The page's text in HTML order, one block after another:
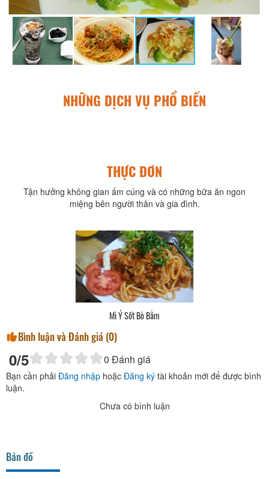
NHỮNG DỊCH VỤ PHỔ BIẾN
THỰC ĐƠN
Tận hưởng không gian ấm cúng và có những bữa ăn ngon
miệng bên người thân và gia đình.
Mì Ý Sốt Bò Bằm
Bình luận và Đánh giá (0)
0/5 0 Đánh giá
Bạn cần phải Đăng nhập hoặc Đăng ký tài khoản mới để được bình
luận.
Chưa có bình luận
Bản đồ